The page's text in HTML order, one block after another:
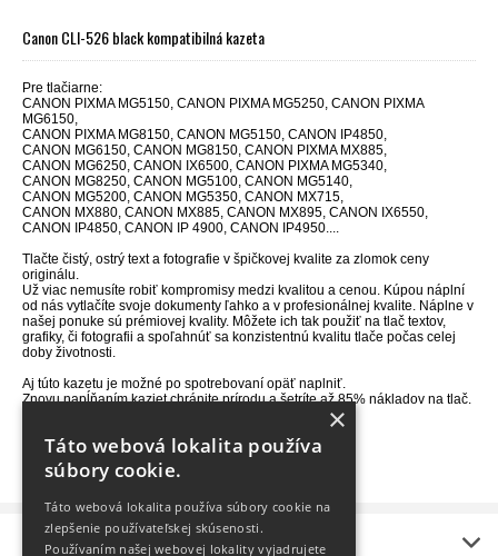
Canon CLI-526 black kompatibilná kazeta
Pre tlačiarne:
CANON PIXMA MG5150, CANON PIXMA MG5250, CANON PIXMA
MG6150,
CANON PIXMA MG8150, CANON MG5150, CANON IP4850,
CANON MG6150, CANON MG8150, CANON PIXMA MX885,
CANON MG6250, CANON IX6500, CANON PIXMA MG5340,
CANON MG8250, CANON MG5100, CANON MG5140,
CANON MG5200, CANON MG5350, CANON MX715,
CANON MX880, CANON MX885, CANON MX895, CANON IX6550,
CANON IP4850, CANON IP 4900, CANON IP4950....
Tlačte čistý, ostrý text a fotografie v špičkovej kvalite za zlomok ceny
originálu.
Už viac nemusíte robiť kompromisy medzi kvalitou a cenou. Kúpou náplní
od nás vytlačíte svoje dokumenty ľahko a v profesionálnej kvalite. Náplne v
našej ponuke sú prémiovej kvality. Môžete ich tak použiť na tlač textov,
grafiky, či fotografii a spoľahnúť sa konzistentnú kvalitu tlače počas celej
doby životnosti.
Aj túto kazetu je možné po spotrebovaní opäť naplniť.
Znovu napĺňaním kaziet chránite prírodu a šetríte až 85% nákladov na tlač.
Záruka 36 mesiacov, alebo do vypísania kazety.
Informácie
×
Táto webová lokalita používa
súbory cookie.
Táto webová lokalita používa súbory cookie na
zlepšenie používateľskej skúsenosti.
Používaním našej webovej lokality vyjadrujete